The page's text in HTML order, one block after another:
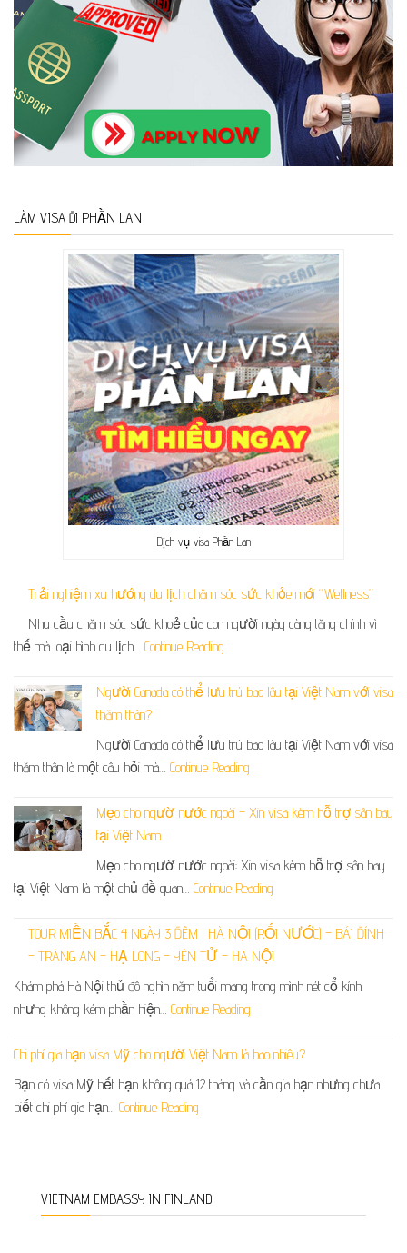
LÀM VISA ĐI PHẦN LAN
Dịch vụ visa Phần Lan
Trải nghiệm xu hướng du lịch chăm sóc sức khỏe mới “Wellness”
Nhu cầu chăm sóc sức khoẻ của con người ngày càng tăng chính vì
thế mà loại hình du lịch… Continue Reading
Người Canada có thể lưu trú bao lâu tại Việt Nam với visa
thăm thân?
Người Canada có thể lưu trú bao lâu tại Việt Nam với visa
thăm thân là một câu hỏi mà… Continue Reading
Mẹo cho người nước ngoài – Xin visa kèm hỗ trợ sân bay
tại Việt Nam
Mẹo cho người nước ngoài: Xin visa kèm hỗ trợ sân bay
tại Việt Nam là một chủ đề quan… Continue Reading
TOUR MIỀN BẮC 4 NGÀY 3 ĐÊM | HÀ NỘI (RỐI NƯỚC) – BÁI ĐÍNH
– TRÀNG AN – HẠ LONG – YÊN TỬ – HÀ NỘI
Khám phá Hà Nội thủ đô nghìn năm tuổi mang trong mình nét cổ kính
nhưng không kém phần hiện… Continue Reading
Chi phí gia hạn visa Mỹ cho người Việt Nam là bao nhiêu?
Bạn có visa Mỹ hết hạn không quá 12 tháng và cần gia hạn nhưng chưa
biết chi phí gia hạn… Continue Reading
VIETNAM EMBASSY IN FINLAND